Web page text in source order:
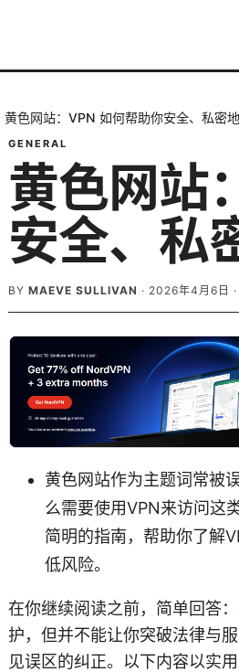
黄色网站：VPN 如何帮助你安全、私密
GENERAL
黄色网站
安全、私
BY MAEVE SULLIVAN · 2026年4月6日 ·
黄色网站作为主题词常被
么需要使用VPN来访问这
简明的指南，帮助你了解
低风险。
在你继续阅读之前，简单回答
护，但并不能让你突破法律与
见误区的纠正。以下内容以实